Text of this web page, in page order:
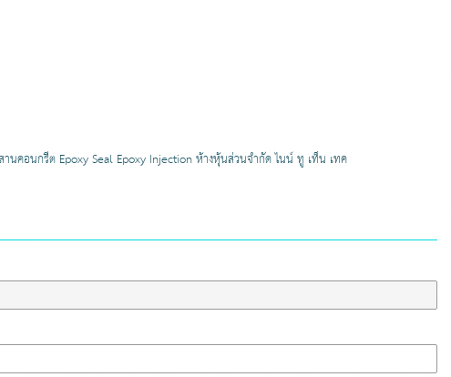
นคอนกรีต Epoxy Seal Epoxy Injection ห้างหุ้นส่วนจำกัด ไนน์ ทู เท็น เทค